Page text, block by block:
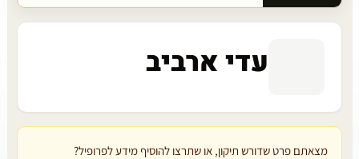
עדי ארביב
מצאתם פרט שדורש תיקון, או שתרצו להוסיף מידע לפרופיל?